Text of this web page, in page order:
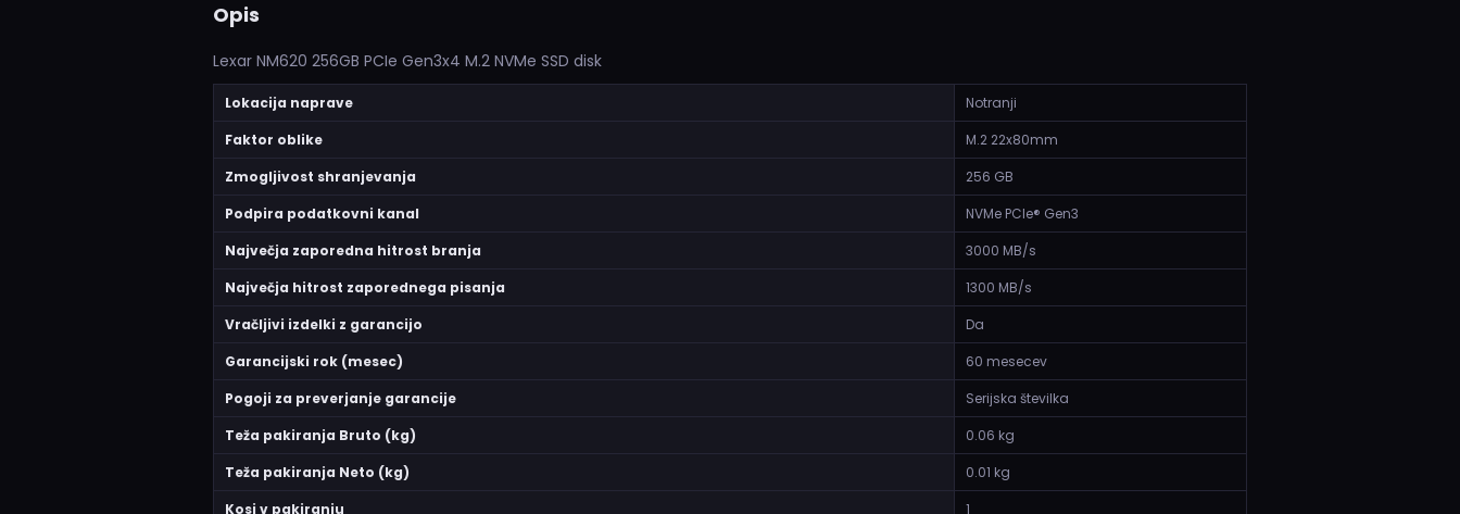
Opis
Lexar NM620 256GB PCIe Gen3x4 M.2 NVMe SSD disk
Lokacija naprave
Notranji
Faktor oblike
M.2 22x80mm
Zmogljivost shranjevanja
256 GB
Podpira podatkovni kanal
NVMe PCIe® Gen3
Največja zaporedna hitrost branja
3000 MB/s
Največja hitrost zaporednega pisanja
1300 MB/s
Vračljivi izdelki z garancijo
Da
Garancijski rok (mesec)
60 mesecev
Pogoji za preverjanje garancije
Serijska številka
Teža pakiranja Bruto (kg)
0.06 kg
Teža pakiranja Neto (kg)
0.01 kg
Kosi v pakiranju
1